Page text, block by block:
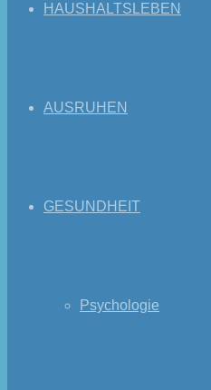
HAUSHALTSLEBEN
AUSRUHEN
GESUNDHEIT
Psychologie